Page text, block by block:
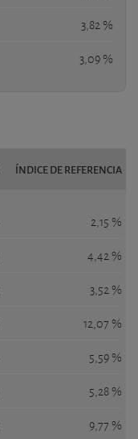
3,82 %
3,09 %
ÍNDICE DE REFERENCIA
2,15 %
4,42 %
3,52 %
12,07 %
5,59 %
5,28 %
9,77 %